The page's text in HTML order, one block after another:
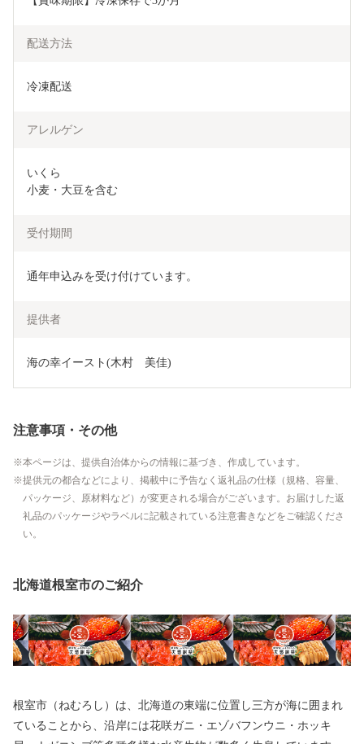
配送方法
冷凍配送
アレルゲン
いくら
小麦・大豆を含む
受付期間
通年申込みを受け付けています。
提供者
海の幸イースト(木村　美佳)
注意事項・その他
本ページは、提供自治体からの情報に基づき、作成しています。
提供元の都合などにより、掲載中に予告なく返礼品の仕様（規格、容量、
パッケージ、原材料など）が変更される場合がございます。お届けした返
礼品のパッケージやラベルに記載されている注意書きなどをご確認くださ
い。
北海道根室市のご紹介
根室市（ねむろし）は、北海道の東端に位置し三方が海に囲まれ
ていることから、沿岸には花咲ガニ・エゾバフンウニ・ホッキ